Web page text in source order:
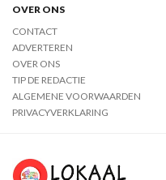
OVER ONS
CONTACT
ADVERTEREN
OVER ONS
TIP DE REDACTIE
ALGEMENE VOORWAARDEN
PRIVACYVERKLARING